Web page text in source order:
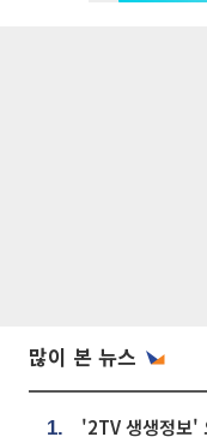
많이 본 뉴스
1.